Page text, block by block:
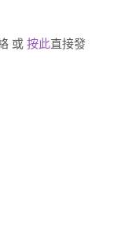
或 按此直接發